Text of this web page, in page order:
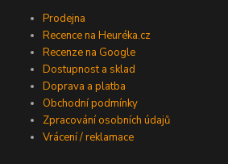
Prodejna
Recence na Heuréka.cz
Recenze na Google
Dostupnost a sklad
Doprava a platba
Obchodní podmínky
Zpracování osobních údajů
Vrácení / reklamace